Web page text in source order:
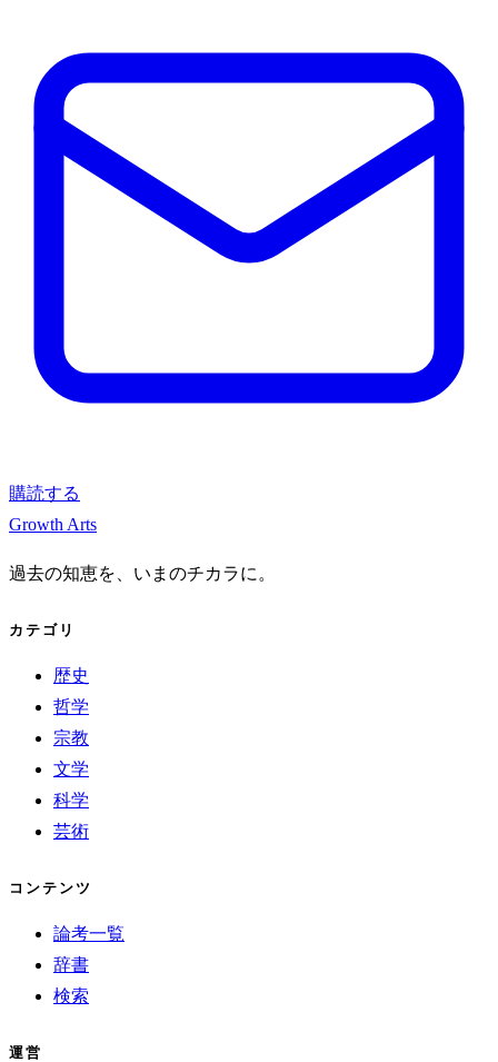
購読する
Growth Arts
過去の知恵を、いまのチカラに。
カテゴリ
歴史
哲学
宗教
文学
科学
芸術
コンテンツ
論考一覧
辞書
検索
運営